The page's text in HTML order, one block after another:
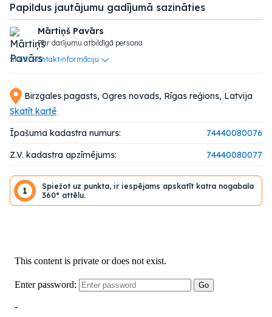
Birzgales pagasts, Ogres novads, Rīgas reģions, Latvija
Skatīt kartē
Īpašuma kadastra numurs:
74440080076
Z.V. kadastra apzīmējums:
74440080077
1
Spiežot uz punkta, ir iespējams apskatīt katra nogabala
360° attēlu.
Papildus jautājumu gadījumā sazināties
Mārtiņš Pavārs
Par darījumu atbildīgā persona
Skatīt kontaktinformāciju